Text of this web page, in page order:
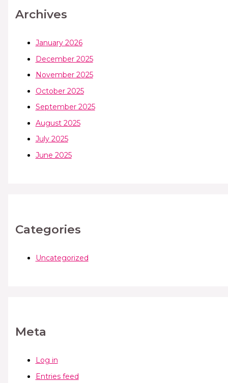
Archives
January 2026
December 2025
November 2025
October 2025
September 2025
August 2025
July 2025
June 2025
Categories
Uncategorized
Meta
Log in
Entries feed